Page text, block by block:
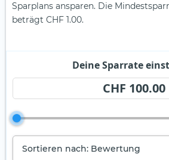
Sparplans ansparen. Die
beträgt CHF 1.00.
Deine Sparrate
CHF 100.00
Sortieren nach: Bewertung